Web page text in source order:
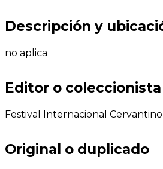
Descripción y
no aplica
Editor o coleccionista
Festival Internacional Cervantino
Original o duplicado